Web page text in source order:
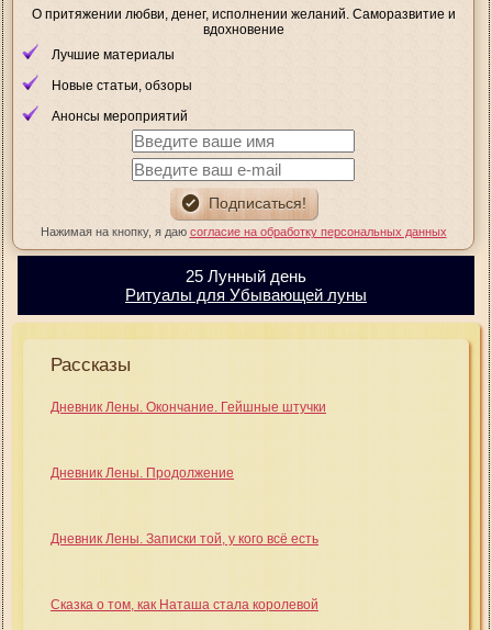
О притяжении любви, денег, исполнении желаний. Саморазвитие и
вдохновение
Лучшие материалы
Новые статьи, обзоры
Анонсы мероприятий
Нажимая на кнопку, я даю согласие на обработку персональных данных
25 Лунный день
Ритуалы для Убывающей луны
Рассказы
Дневник Лены. Окончание. Гейшные штучки
Дневник Лены. Продолжение
Дневник Лены. Записки той, у кого всё есть
Сказка о том, как Наташа стала королевой